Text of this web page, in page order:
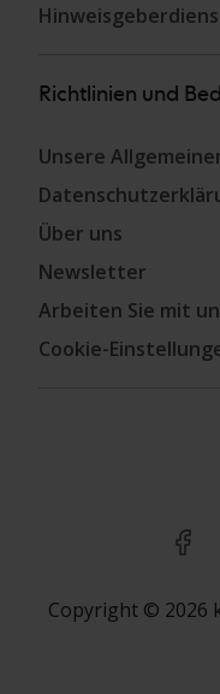
Richtlinien und
Unsere
Über uns
Newsletter
Arbeiten Sie mit
Cookie-
Copyright © 2026